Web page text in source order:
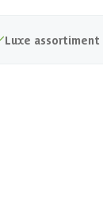
Luxe assortiment